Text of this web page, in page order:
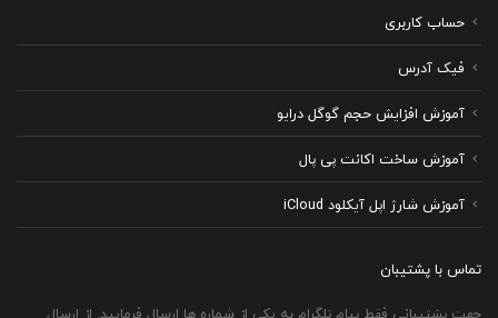
حساب کاربری
فیک آدرس
آموزش افزایش حجم گوگل درایو
آموزش ساخت اکانت پی پال
آموزش شارژ اپل آیکلود iCloud
تماس با پشتیبان